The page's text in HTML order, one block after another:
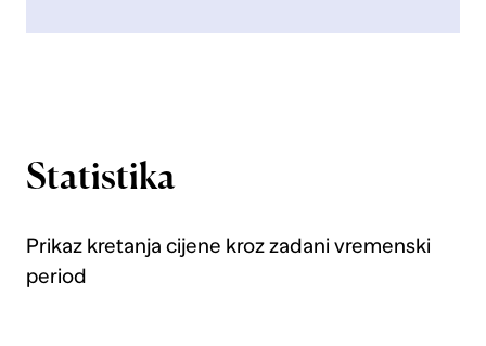
Statistika
Prikaz kretanja cijene kroz zadani vremenski
period